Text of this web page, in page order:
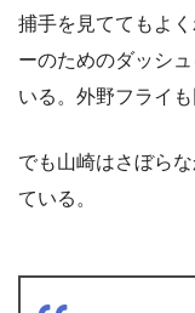
捕手を見ててもよ
ーのためのダッシ
いる。外野フライも
でも山崎はさぼら
ている。